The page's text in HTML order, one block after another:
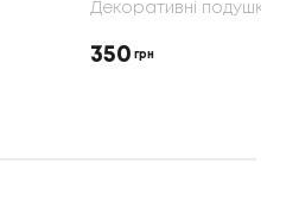
Декоративні подушки
350 грн